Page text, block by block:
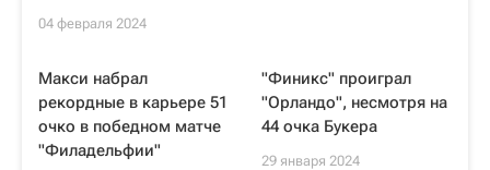
04 февраля 2024
Макси набрал
рекордные в карьере 51
очко в победном матче
"Филадельфии"
"Финикс" проиграл
"Орландо", несмотря на
44 очка Букера
29 января 2024